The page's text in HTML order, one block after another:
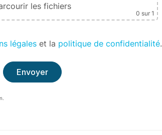
les fichiers
0 sur 1
légaleset la politique de confidentialité.